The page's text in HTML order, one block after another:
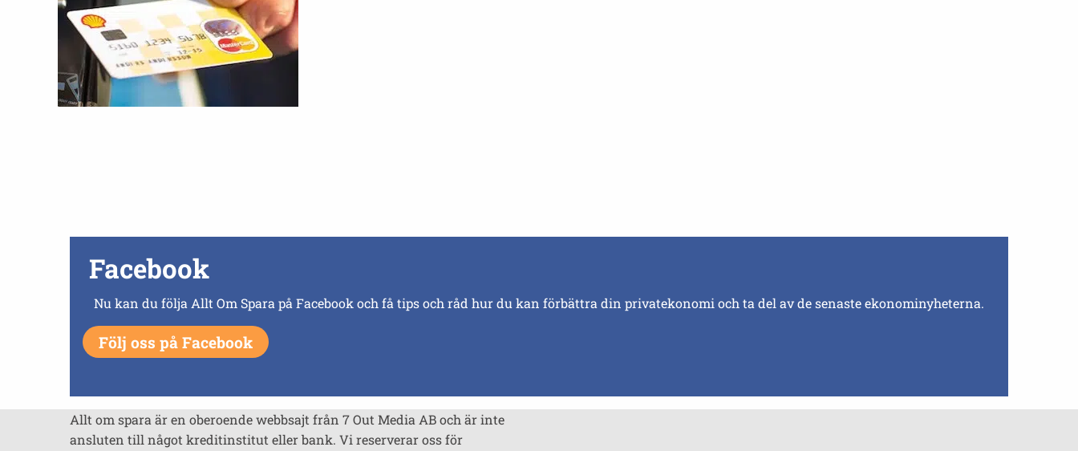
Facebook
Nu kan du följa Allt Om Spara på Facebook och få tips och råd hur du kan förbättra din privatekonomi och ta del av de senaste ekonominyheterna.
Följ oss på Facebook
Allt om spara är en oberoende webbsajt från 7 Out Media AB och är inte
ansluten till något kreditinstitut eller bank. Vi reserverar oss för